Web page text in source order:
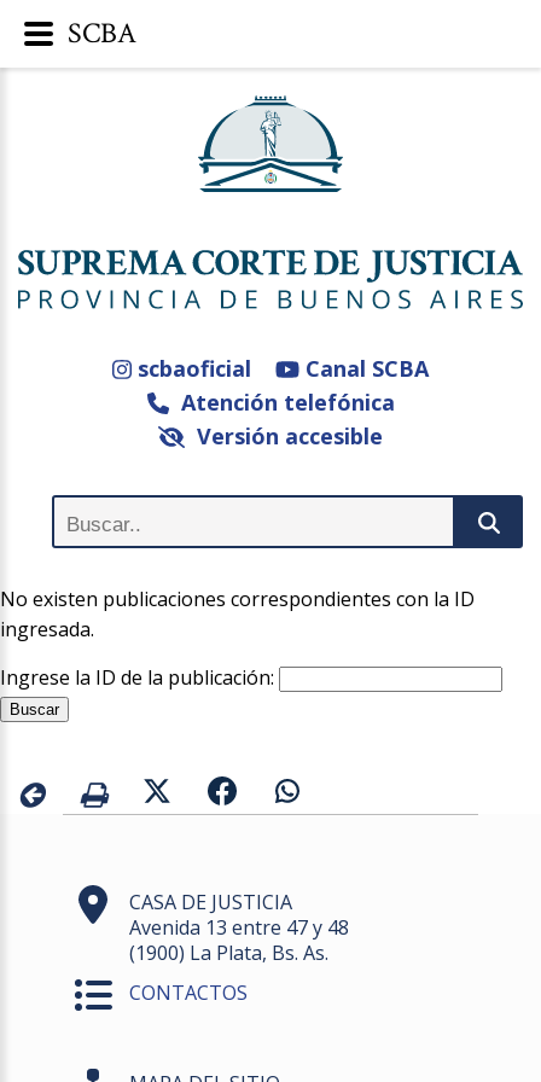
scbaoficial
Canal SCBA
Atención telefónica
Versión accesible
No existen publicaciones correspondientes con la ID
ingresada.
Ingrese la ID de la publicación:
CASA DE JUSTICIA
Avenida 13 entre 47 y 48
(1900) La Plata, Bs. As.
CONTACTOS
SCBA